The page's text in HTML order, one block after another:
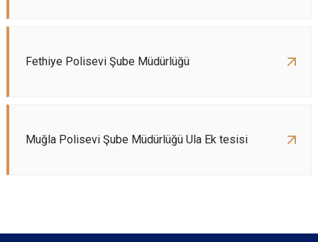
Fethiye Polisevi Şube Müdürlüğü
Muğla Polisevi Şube Müdürlüğü Ula Ek tesisi